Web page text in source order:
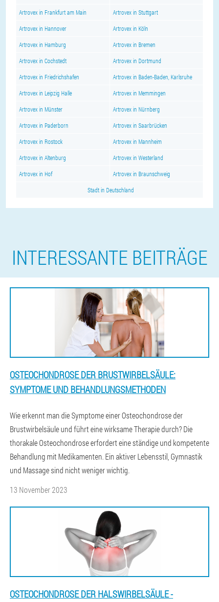
Artrovex in Frankfurt am Main Artrovex in Stuttgart
Artrovex in Hannover Artrovex in Köln
Artrovex in Hamburg Artrovex in Bremen
Artrovex in Cochstedt Artrovex in Dortmund
Artrovex in Friedrichshafen Artrovex in Baden-Baden, Karlsruhe
Artrovex in Leipzig Halle Artrovex in Memmingen
Artrovex in Münster Artrovex in Nürnberg
Artrovex in Paderborn Artrovex in Saarbrücken
Artrovex in Rostock Artrovex in Mannheim
Artrovex in Altenburg Artrovex in Westerland
Artrovex in Hof Artrovex in Braunschweig
Stadt in Deutschland
INTERESSANTE BEITRÄGE
OSTEOCHONDROSE DER BRUSTWIRBELSÄULE:
SYMPTOME UND BEHANDLUNGSMETHODEN
Wie erkennt man die Symptome einer Osteochondrose der
Brustwirbelsäule und führt eine wirksame Therapie durch? Die
thorakale Osteochondrose erfordert eine ständige und kompetente
Behandlung mit Medikamenten. Ein aktiver Lebensstil, Gymnastik
und Massage sind nicht weniger wichtig.
13 November 2023
OSTEOCHONDROSE DER HALSWIRBELSÄULE -